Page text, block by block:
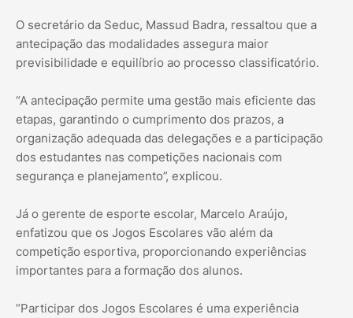
O secretário da Seduc, Massud Badra, ressaltou que a
antecipação das modalidades assegura maior
previsibilidade e equilíbrio ao processo classificatório.
“A antecipação permite uma gestão mais eficiente das
etapas, garantindo o cumprimento dos prazos, a
organização adequada das delegações e a participação
dos estudantes nas competições nacionais com
segurança e planejamento”, explicou.
Já o gerente de esporte escolar, Marcelo Araújo,
enfatizou que os Jogos Escolares vão além da
competição esportiva, proporcionando experiências
importantes para a formação dos alunos.
“Participar dos Jogos Escolares é uma experiência